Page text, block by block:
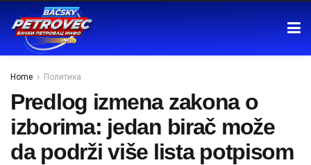
Home Политика
Predlog izmena zakona o
izborima: jedan birač može
da podrži više lista potpisom